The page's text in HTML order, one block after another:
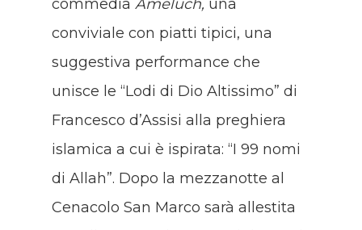
commedia Ameluch, una
conviviale con piatti tipici, una
suggestiva performance che
unisce le “Lodi di Dio Altissimo” di
Francesco d’Assisi alla preghiera
islamica a cui è ispirata: “I 99 nomi
di Allah”. Dopo la mezzanotte al
Cenacolo San Marco sarà allestita